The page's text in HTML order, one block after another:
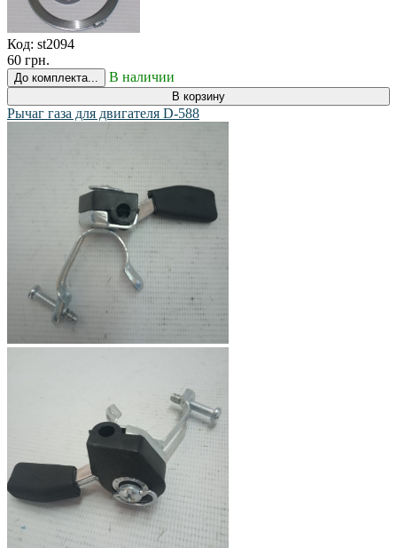
Код: st2094
60 грн.
До комплекта... В наличии
В корзину
Рычаг газа для двигателя D-588